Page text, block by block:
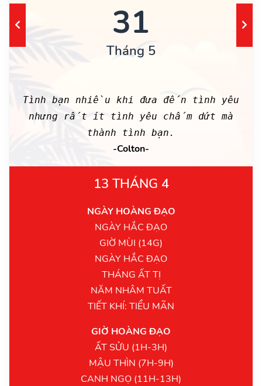
31
Tháng 5
Tình bạn nhiều khi đưa đến tình yêu
nhưng rất ít tình yêu chấm dứt mà
thành tình bạn.
-Colton-
13 THÁNG 4
NGÀY HOÀNG ĐẠO
NGÀY HẮC ĐẠO
GIỜ MÙI (14G)
NGÀY HẮC ĐẠO
THÁNG ẤT TỊ
NĂM NHÂM TUẤT
TIẾT KHÍ: TIỂU MÃN
GIỜ HOÀNG ĐẠO
ẤT SỬU (1H-3H)
MẬU THÌN (7H-9H)
CANH NGỌ (11H-13H)